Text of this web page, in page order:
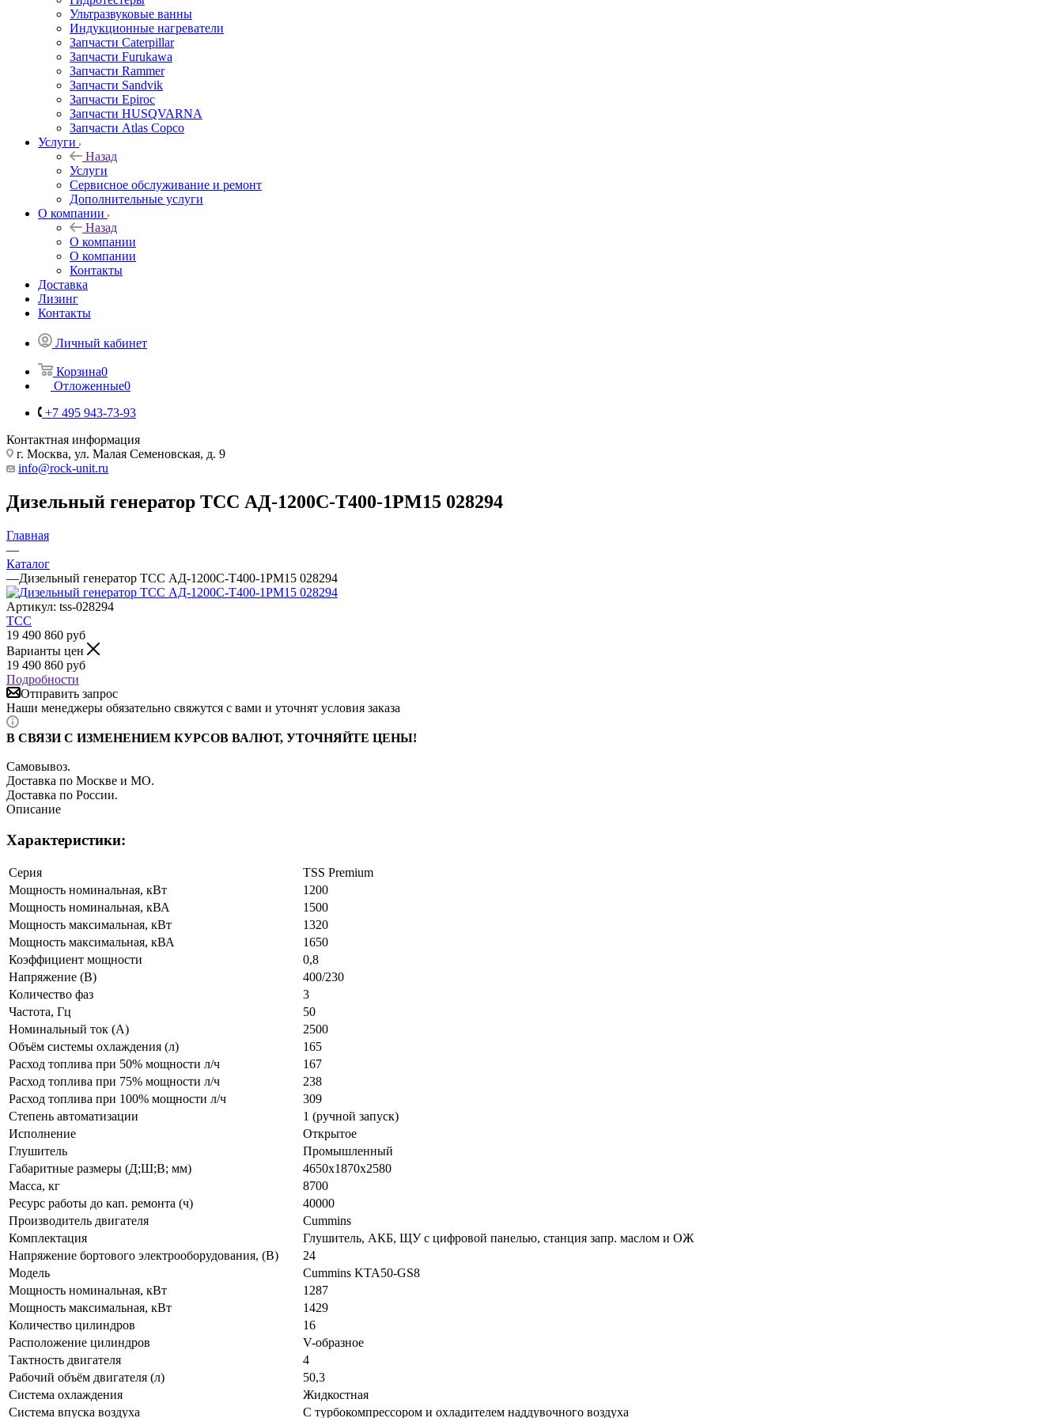
Ультразвуковые ванны
Индукционные нагреватели
Запчасти Caterpillar
Запчасти Furukawa
Запчасти Rammer
Запчасти Sandvik
Запчасти Epiroc
Запчасти HUSQVARNA
Запчасти Atlas Copco
Услуги
Назад
Услуги
Сервисное обслуживание и ремонт
Дополнительные услуги
О компании
Назад
О компании
О компании
Контакты
Доставка
Лизинг
Контакты
Личный кабинет
Корзина0
Отложенные0
+7 495 943-73-93
Контактная информация
г. Москва, ул. Малая Семеновская, д. 9
info@rock-unit.ru
Дизельный генератор ТСС АД-1200С-Т400-1РМ15 028294
Главная
—
Каталог
—Дизельный генератор ТСС АД-1200С-Т400-1РМ15 028294
Артикул: tss-028294
ТСС
19 490 860 руб
Варианты цен
19 490 860 руб
Подробности
Отправить запрос
Наши менеджеры обязательно свяжутся с вами и уточнят условия заказа
В СВЯЗИ С ИЗМЕНЕНИЕМ КУРСОВ ВАЛЮТ, УТОЧНЯЙТЕ ЦЕНЫ!
Самовывоз.
Доставка по Москве и МО.
Доставка по России.
Описание
Характеристики:
Серия
TSS Premium
Мощность номинальная, кВт
1200
Мощность номинальная, кВА
1500
Мощность максимальная, кВт
1320
Мощность максимальная, кВА
1650
Коэффициент мощности
0,8
Напряжение (В)
400/230
Количество фаз
3
Частота, Гц
50
Номинальный ток (А)
2500
Объём системы охлаждения (л)
165
Расход топлива при 50% мощности л/ч
167
Расход топлива при 75% мощности л/ч
238
Расход топлива при 100% мощности л/ч
309
Степень автоматизации
1 (ручной запуск)
Исполнение
Открытое
Глушитель
Промышленный
Габаритные размеры (Д;Ш;В; мм)
4650х1870х2580
Масса, кг
8700
Ресурс работы до кап. ремонта (ч)
40000
Производитель двигателя
Cummins
Комплектация
Глушитель, АКБ, ЩУ с цифровой панелью, станция запр. маслом и ОЖ
Напряжение бортового электрооборудования, (В)
24
Модель
Cummins KTA50-GS8
Мощность номинальная, кВт
1287
Мощность максимальная, кВт
1429
Количество цилиндров
16
Расположение цилиндров
V-образное
Тактность двигателя
4
Рабочий объём двигателя (л)
50,3
Система охлаждения
Жидкостная
Система впуска воздуха
С турбокомпрессором и охладителем наддувочного воздуха